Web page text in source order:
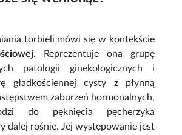
torbieli mówi się w kontekście
. Reprezentuje ona grupę
patologii ginekologicznych i
gładkościennej cysty z płynną
zaburzeń hormonalnych,
do pęknięcia pęcherzyka
dalej rośnie. Jej występowanie jest